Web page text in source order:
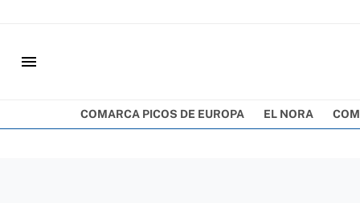
menu
COMARCA PICOS DE EUROPA EL NORA